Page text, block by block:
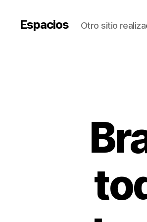
Espacios Otro sitio